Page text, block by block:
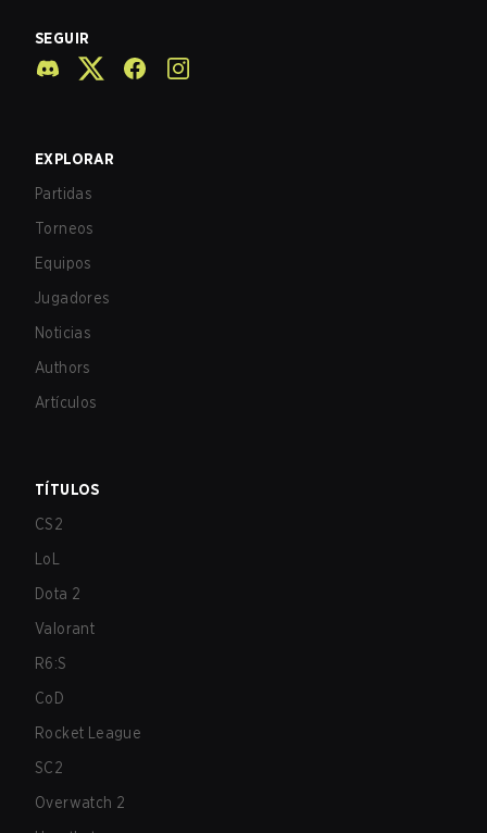
SEGUIR
EXPLORAR
Partidas
Torneos
Equipos
Jugadores
Noticias
Authors
Artículos
TÍTULOS
CS2
LoL
Dota 2
Valorant
R6:S
CoD
Rocket League
SC2
Overwatch 2